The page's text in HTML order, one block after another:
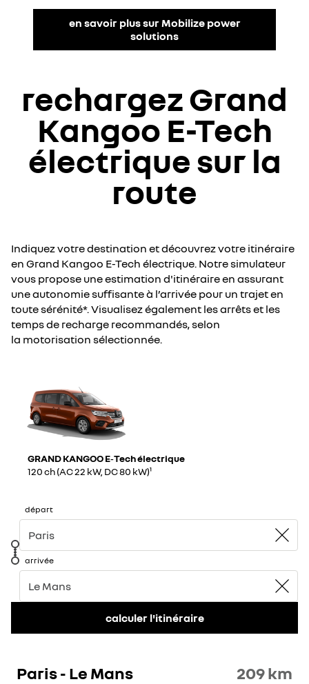
en savoir plus sur Mobilize power
solutions
rechargez Grand
Kangoo E-Tech
électrique sur la
route
Indiquez votre destination et découvrez votre itinéraire
en Grand Kangoo E-Tech électrique. Notre simulateur
vous propose une estimation d'itinéraire en assurant
une autonomie suffisante à l’arrivée pour un trajet en
toute sérénité*. Visualisez également les arrêts et les
temps de recharge recommandés, selon
la motorisation sélectionnée.
GRAND KANGOO E‑Tech électrique
120 ch (AC 22 kW, DC 80 kW)¹
départ
arrivée
calculer l'itinéraire
Paris - Le Mans 209km